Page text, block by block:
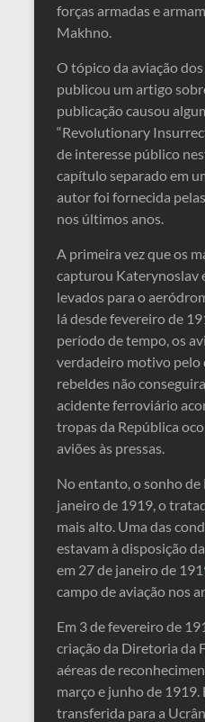
forças armadas e
Makhno.
O tópico da aviação
publicou um artigo
publicação causou
“Revolutionary
de interesse público
capítulo separado em
autor foi fornecida
nos últimos anos.
A primeira vez que os
capturou Katerynoslav
levados para o
lá desde fevereiro de
período de tempo, os
verdadeiro motivo pelo
rebeldes não
acidente ferroviário
tropas da República
aviões às pressas.
No entanto, o sonho
janeiro de 1919, o
mais alto. Uma das
estavam à disposição
em 27 de janeiro de
campo de aviação nos
Em 3 de fevereiro de
criação da Diretoria da
aéreas de
março e junho de 1919.
transferida para a